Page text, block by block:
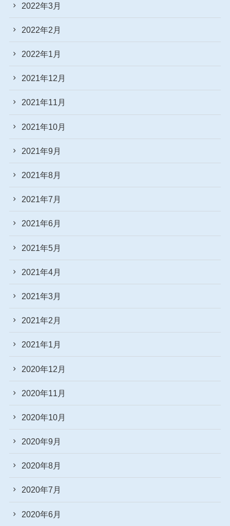
2022年3月
2022年2月
2022年1月
2021年12月
2021年11月
2021年10月
2021年9月
2021年8月
2021年7月
2021年6月
2021年5月
2021年4月
2021年3月
2021年2月
2021年1月
2020年12月
2020年11月
2020年10月
2020年9月
2020年8月
2020年7月
2020年6月